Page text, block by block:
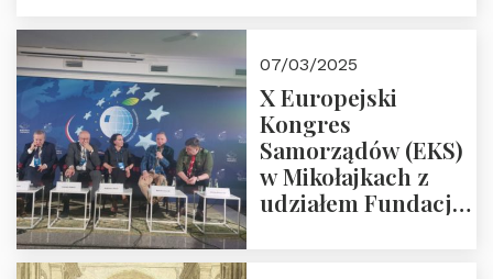
07/03/2025
X Europejski
Kongres
Samorządów (EKS)
w Mikołajkach z
udziałem Fundacji